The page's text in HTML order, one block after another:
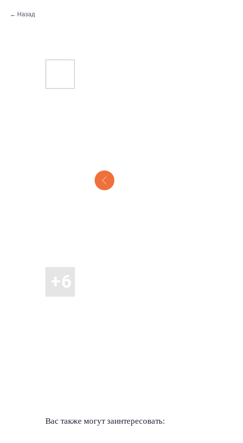
Назад
Вас также могут заинтересовать: